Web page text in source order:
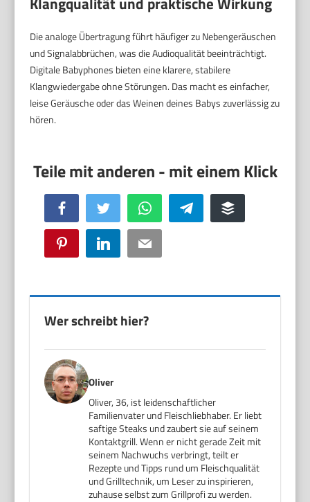
Die analoge Übertragung führt häufiger zu Nebengeräuschen
und Signalabbrüchen, was die Audioqualität beeinträchtigt.
Digitale Babyphones bieten eine klarere, stabilere
Klangwiedergabe ohne Störungen. Das macht es einfacher,
leise Geräusche oder das Weinen deines Babys zuverlässig zu
hören.
Facebook Twitter WhatsApp Telegram Buffer
Pinterest LinkedIn Email
Wer schreibt hier?
Oliver
Oliver, 36, ist leidenschaftlicher
Familienvater und Fleischliebhaber. Er liebt
saftige Steaks und zaubert sie auf seinem
Kontaktgrill. Wenn er nicht gerade Zeit mit
seinem Nachwuchs verbringt, teilt er
Rezepte und Tipps rund um Fleischqualität
und Grilltechnik, um Leser zu inspirieren,
zuhause selbst zum Grillprofi zu werden.